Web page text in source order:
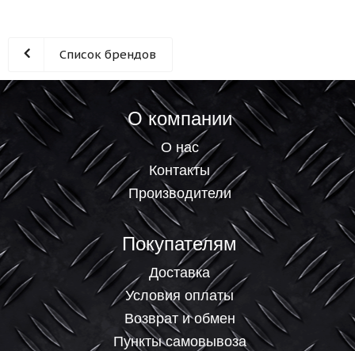
Список брендов
О компании
О нас
Контакты
Производители
Покупателям
Доставка
Условия оплаты
Возврат и обмен
Пункты самовывоза